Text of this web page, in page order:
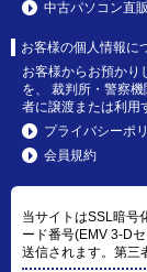
中古パソコン直
お客様の個人情報に
お客様からお預かり
を、 裁判所・警察
者に譲渡または利用
プライバシーポ
会員規約
当サイトはSSL暗号
ード番号(EMV 3-D
送信されます。第三